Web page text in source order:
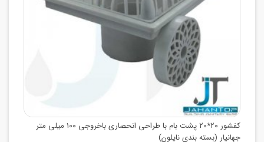
کفشور 20*20 پشت بام با طراحی انحصاری باخروجی 100 میلی متر
جهانیار (بسته بندی نایلون)